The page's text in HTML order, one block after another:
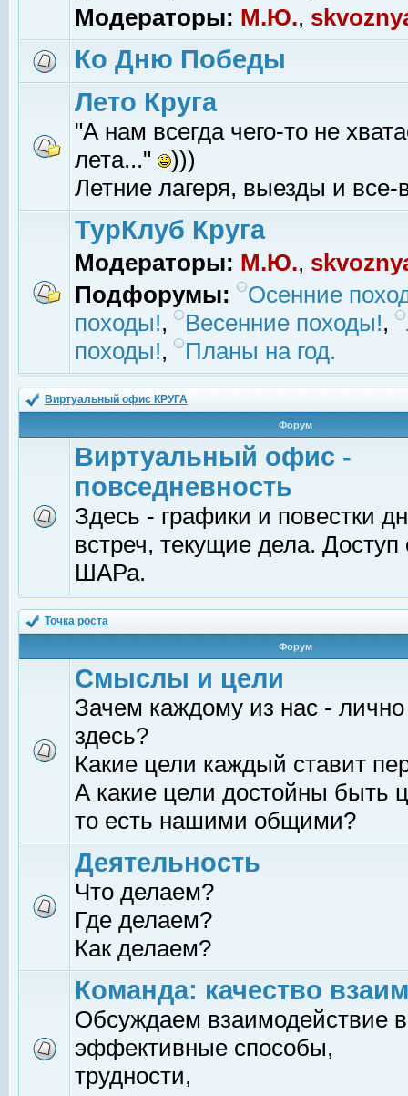
Модераторы: М.Ю.,
Ко Дню Победы
Лето Круга
"А нам всегда чего-то не
лета..."
)))
Летние лагеря, выезды и все-
ТурКлуб Круга
Модераторы: М.Ю.,
Подфорумы:
Осенние
походы!, Весенние походы!,
походы!, Планы на год.
Виртуальный офис КРУГА
Форум
Виртуальный офис -
повседневность
Здесь - графики и повестки
встреч, текущие дела.
ШАРа.
Точка роста
Форум
Смыслы и цели
Зачем каждому из нас -
здесь?
Какие цели каждый ставит
А какие цели достойны быть
то есть нашими общими?
Деятельность
Что делаем?
Где делаем?
Как делаем?
Команда: качество
Обсуждаем взаимодействие
эффективные способы,
трудности,